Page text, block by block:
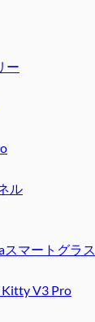
ー
ル
スマートグラス
Kitty V3 Pro